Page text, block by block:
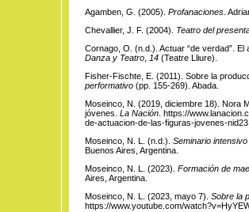
Agamben, G. (2005). Profanaciones.
Chevallier, J. F. (2004).
Teatro del
Cornago, O. (n.d.). Actuar “de verdad”.
Danza y Teatro, 14 (Teatre Lliure).
Fisher-Fischte, E. (2011). Sobre la
performativo(pp. 155-269). Abada.
Moseinco, N. (2019, diciembre 18). Nora
jóvenes. La Nación. https://
de-actuacion-de-las-figuras-jovenes-
Moseinco, N. L. (n.d.). Seminario
Buenos Aires, Argentina.
Moseinco, N. L. (2023). Formación de
Aires, Argentina.
Moseinco, N. L. (2023, mayo 7). Sobre la
https://www.youtube.com/